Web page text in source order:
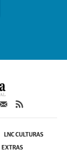
LNC CULTURAS
EXTRAS